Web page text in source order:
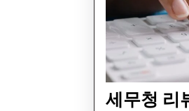
세무청 리